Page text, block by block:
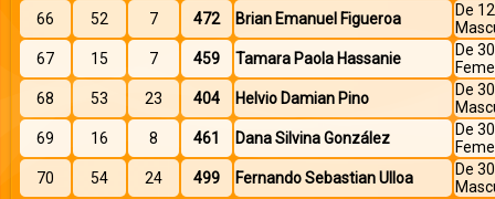
66
52 7 472 Brian Emanuel Figueroa
De
67
15 7 459 Tamara Paola Hassanie
De
68
53 23 404 Helvio Damian Pino
De
69
16 8 461 Dana Silvina González
De
70
54 24 499 Fernando Sebastian Ulloa
De